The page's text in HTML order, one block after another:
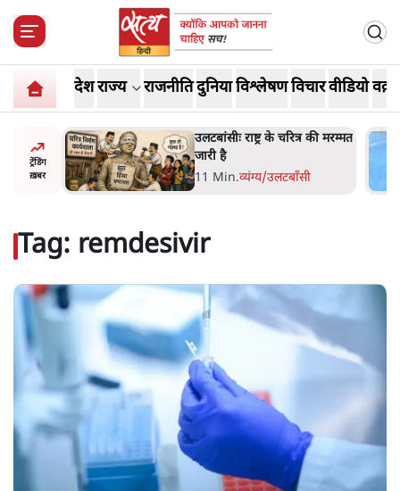
देशराज्य राजनीतिदुनियाविश्लेषणविचारवीडियो
ट्रेंडिंग
ख़बर
पर
उलटबांसीः राष्ट्र के चरित्र की मरम्मत
जारी है
11 Min.व्यंग्य/उलटबाँसी
Tag: remdesivir